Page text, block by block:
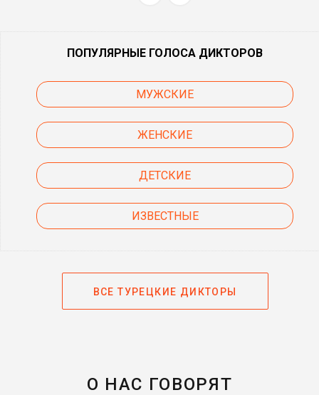
ПОПУЛЯРНЫЕ ГОЛОСА ДИКТОРОВ
МУЖСКИЕ
ЖЕНСКИЕ
ДЕТСКИЕ
ИЗВЕСТНЫЕ
ВСЕ ТУРЕЦКИЕ ДИКТОРЫ
О НАС ГОВОРЯТ